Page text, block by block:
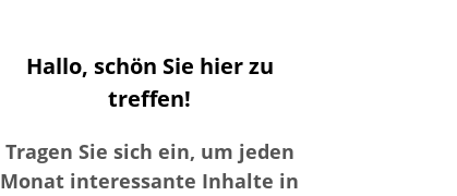
Hallo, schön Sie hier zu
treffen!
Tragen Sie sich ein, um jeden
Monat interessante Inhalte in